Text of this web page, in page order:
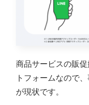
商品サービスの販
トフォームなので
が現状です。